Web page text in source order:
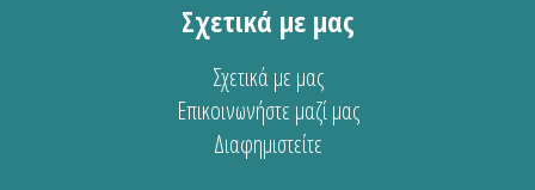
Σχετικά με μας
Σχετικά με μας
Επικοινωνήστε μαζί μας
Διαφημιστείτε